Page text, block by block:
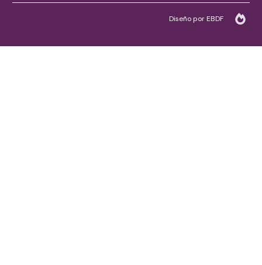
Diseño por EBDF